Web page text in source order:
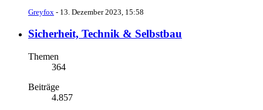
Greyfox - 13. Dezember 2023, 15:58
Sicherheit, Technik & Selbstbau
Themen
364
Beiträge
4.857